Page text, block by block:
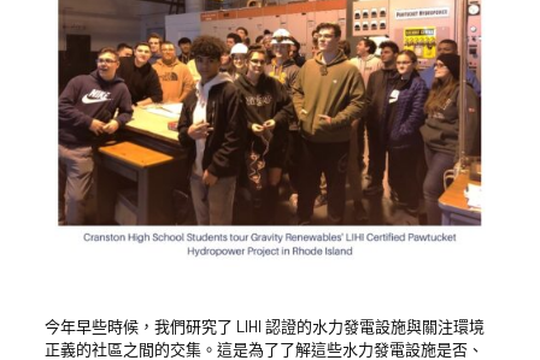
今年早些時候，我們研究了 LIHI 認證的水力發電設施與關注環境
正義的社區之間的交集。這是為了了解這些水力發電設施是否、